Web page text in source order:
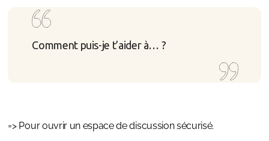
Comment puis-je t’aider à… ?
=> Pour ouvrir un espace de discussion sécurisé.